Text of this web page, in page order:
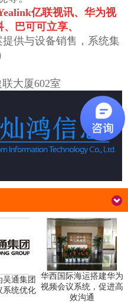
亿联视讯、华为视
巴可可立享、
提供与设备销售，系统集
大厦602室
吴通集团
系统优化
华西国际海运搭建华为
视频会议系统，促进高
效沟通